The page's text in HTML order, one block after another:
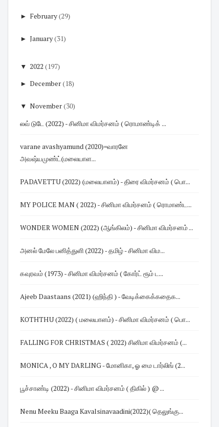
► February(29)
► January(31)
▼ 2022 (197)
► December(18)
▼ November(30)
லவ் டுடே (2022) - சினிமா விமர்சனம் ( ரொமாண்டிக் ...
varane avashyamund (2020)=வாரனே
அவஷ்யமுண்ட்(மலையாள...
PADAVETTU (2022) (மலையாளம்) - திரை விமர்சனம் ( பொ...
MY POLICE MAN ( 2022) - சினிமா விமர்சனம் ( ரொமாண்ட...
WONDER WOMEN (2022) (ஆங்கிலம்) - சினிமா விமர்சனம் ...
அனல் மேலே பனித்துளி (2022) - தமிழ் - சினிமா விம...
கவுரவம் (1973) - சினிமா விமர்சனம் ( கோர்ட் ரூம் ட...
Ajeeb Daastaans (2021) (ஹிந்தி ) - வேடிக்கைக்கதைக...
KOTHTHU (2022) ( மலையாளம்) - சினிமா விமர்சனம் ( பொ...
FALLING FOR CHRISTMAS ( 2022) சினிமா விமர்சனம் (...
MONICA , O MY DARLING - மோனிகா, ஓ மை டார்லிங் (2...
பூச்சாண்டி (2022) - சினிமா விமர்சனம் ( திகில் ) @ ...
Nenu Meeku Baaga Kavalsinavaadini(2022)( தெலுங்கு...